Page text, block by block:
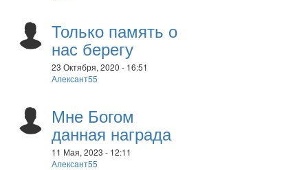
Только память о
нас берегу
23 Октября, 2020 - 16:51
Алексант55
Мне Богом
данная награда
11 Мая, 2023 - 12:11
Алексант55